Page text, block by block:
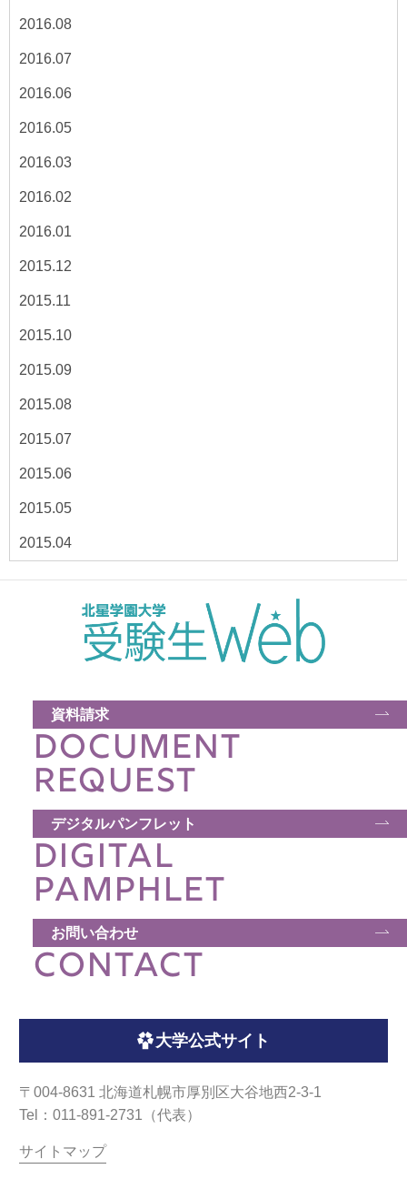
2016.08
2016.07
2016.06
2016.05
2016.03
2016.02
2016.01
2015.12
2015.11
2015.10
2015.09
2015.08
2015.07
2015.06
2015.05
2015.04
資料請求
DOCUMENT
REQUEST
デジタルパンフレット
DIGITAL
PAMPHLET
お問い合わせ
CONTACT
大学公式サイト
〒004-8631 北海道札幌市厚別区大谷地西2-3-1
Tel：011-891-2731（代表）
サイトマップ